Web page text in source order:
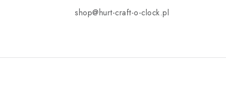
shop@hurt-craft-o-clock.pl